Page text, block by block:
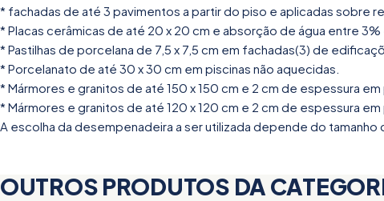
* fachadas de até 3 pavimentos a partir do piso e aplicadas sobre
* Placas cerâmicas de até 20 x 20 cm e absorção de água entre
* Pastilhas de porcelana de 7,5 x 7,5 cm em fachadas(3) de
* Porcelanato de até 30 x 30 cm em piscinas não aquecidas.
* Mármores e granitos de até 150 x 150 cm e 2 cm de espessura
* Mármores e granitos de até 120 x 120 cm e 2 cm de espessura
A escolha da desempenadeira a ser utilizada depende do tamanho
OUTROS PRODUTOS DA